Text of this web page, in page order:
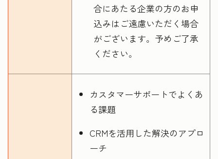
合にあたる企業の方のお申
込みはご遠慮いただく場合
がございます。予めご了承
ください。
カスタマーサポートでよくあ
る課題
CRMを活用した解決のアプロ
ーチ